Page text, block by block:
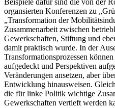
Beispiele dafür sind die von der
organsierten Konferenzen zu
„Transformation der
Zusammenarbeit zwischen
Gewerkschaften, Stiftung und
damit praktisch wurde. In der
Transformationsprozessen
aufgedeckt und Perspektiven
Veränderungen ansetzen, aber
Entwicklung hinausweisen.
die für linke Politik wichtige
Gewerkschaften vertieft werden